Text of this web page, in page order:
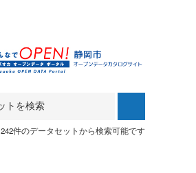
242件のデータセットから検索可能です